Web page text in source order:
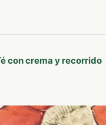
con crema y recorrido